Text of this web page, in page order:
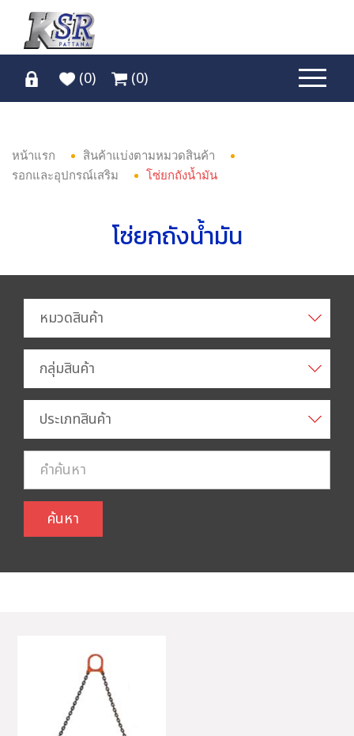
(0) (0)
หน้าแรก
สินค้าแบ่งตามหมวดสินค้า
รอกและอุปกรณ์เสริม
โซ่ยกถังน้ำมัน
โซ่ยกถังน้ำมัน
หมวดสินค้า
กลุ่มสินค้า
ประเภทสินค้า
ค้นหา